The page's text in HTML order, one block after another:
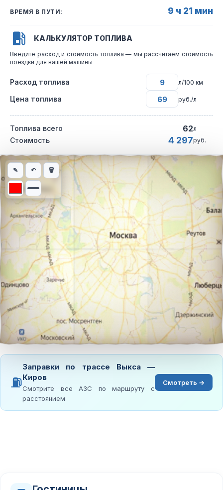
ВРЕМЯ В ПУТИ: 9 ч 21 мин
КАЛЬКУЛЯТОР ТОПЛИВА
Введите расход и стоимость топлива — мы рассчитаем стоимость
поездки для вашей машины
Расход топлива л/100 км
Цена топлива руб./л
Топлива всего 62л
Стоимость 4 297руб.
Интерактивная карта автомобильного маршрута из города
✎ ↶ 🗑
⛽
Заправки по трассе Выкса —
Киров
Смотрите все АЗС по маршруту с
расстоянием
Смотреть →